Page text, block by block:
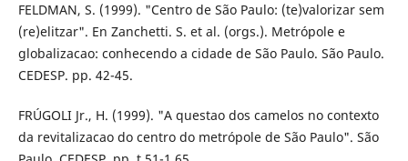
FELDMAN, S. (1999). "Centro de São Paulo: (te)valorizar sem
(re)elitzar". En Zanchetti. S. et al. (orgs.). Metrópole e
globalizacao: conhecendo a cidade de São Paulo. São Paulo.
CEDESP. pp. 42-45.
FRÚGOLI Jr., H. (1999). "A questao dos camelos no contexto
da revitalizacao do centro do metrópole de São Paulo". São